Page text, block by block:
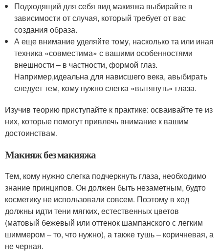
Подходящий для себя вид макияжа выбирайте в
зависимости от случая, который требует от вас
создания образа.
А еще внимание уделяйте тому, насколько та или иная
техника «совместима» с вашими особенностями
внешности – в частности, формой глаз.
Например,идеальна для нависшего века, авыбирать
следует тем, кому нужно слегка «вытянуть» глаза.
Изучив теорию приступайте к практике: осваивайте те из
них, которые помогут привлечь внимание к вашим
достоинствам.
Макияж без макияжа
Тем, кому нужно слегка подчеркнуть глаза, необходимо
знание принципов. Он должен быть незаметным, будто
косметику не использовали совсем. Поэтому в ход
должны идти тени мягких, естественных цветов
(матовый бежевый или оттенок шампанского с легким
шиммером – то, что нужно), а также тушь – коричневая, а
не черная.